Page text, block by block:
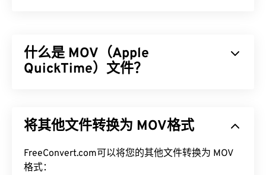
什么是 MOV（Apple
QuickTime）文件？
媒体文件保存到用户设备而闻名。其显著特点之一是
件进行高度精准的编辑。
将其他文件转换为 MOV格式
FreeConvert.com可以将您的其他文件转换为 MOV
格式：